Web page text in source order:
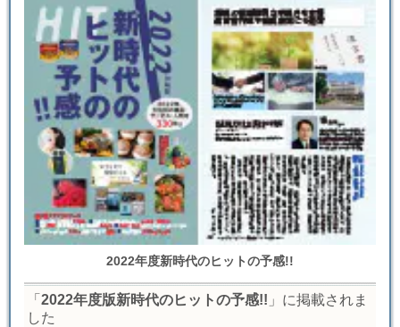
2022年度新時代のヒットの予感!!
「 2022年度版新時代のヒットの予感!! 」に掲載されま
した